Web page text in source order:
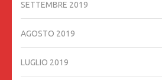
SETTEMBRE 2019
AGOSTO 2019
LUGLIO 2019